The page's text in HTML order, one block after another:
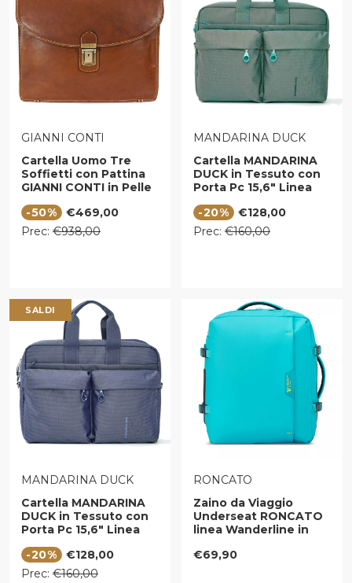
VENDITORE:
GIANNI CONTI
Cartella Uomo Tre
Soffietti con Pattina
GIANNI CONTI in Pelle
-50%
Prezzo di vendita
€469,00
Prezzo regolare
Prec: €938,00
VENDITORE:
MANDARINA DUCK
Cartella MANDARINA
DUCK in Tessuto con
Porta Pc 15,6" Linea
-20%
Prezzo di vendita
€128,00
Prezzo regolare
Prec: €160,00
SALDI
VENDITORE:
MANDARINA DUCK
Cartella MANDARINA
DUCK in Tessuto con
Porta Pc 15,6" Linea
Blue
-20%
Prezzo di vendita
€128,00
Prezzo regolare
Prec: €160,00
VENDITORE:
RONCATO
Zaino da Viaggio
Underseat RONCATO
linea Wanderline in
Turchese
Prezzo regolare
€69,90